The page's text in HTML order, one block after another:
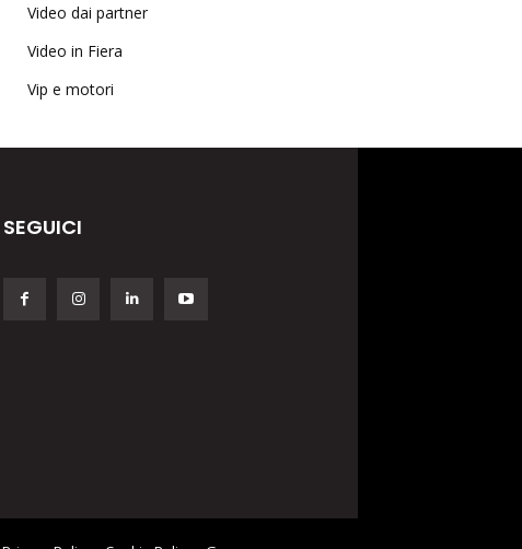
Video dai partner
Video in Fiera
Vip e motori
SEGUICI